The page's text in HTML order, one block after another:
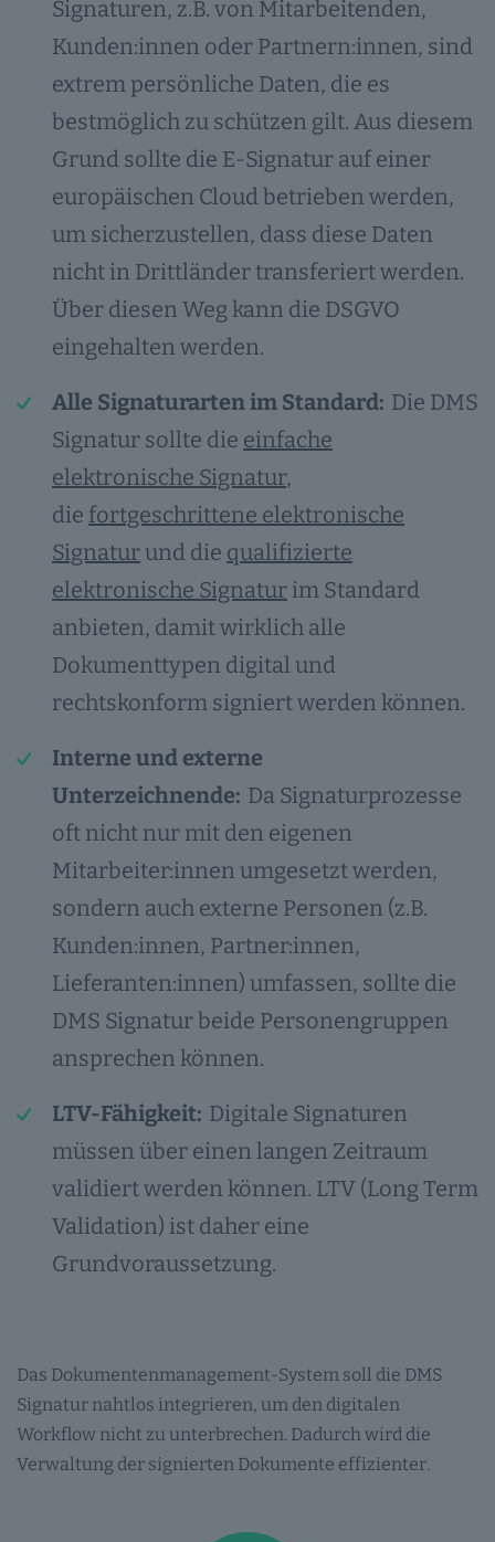
Signaturen, z.B. von Mitarbeitenden,
Kunden:innen oder Partnern:innen, sind
extrem persönliche Daten, die es
bestmöglich zu schützen gilt. Aus diesem
Grund sollte die E-Signatur auf einer
europäischen Cloud betrieben werden,
um sicherzustellen, dass diese Daten
nicht in Drittländer transferiert werden.
Über diesen Weg kann die DSGVO
eingehalten werden.
Alle Signaturarten im Standard: Die DMS
Signatur sollte die einfache
elektronische Signatur,
die fortgeschrittene elektronische
Signatur und die qualifizierte
elektronische Signatur im Standard
anbieten, damit wirklich alle
Dokumenttypen digital und
rechtskonform signiert werden können.
Interne und externe
Unterzeichnende: Da Signaturprozesse
oft nicht nur mit den eigenen
Mitarbeiter:innen umgesetzt werden,
sondern auch externe Personen (z.B.
Kunden:innen, Partner:innen,
Lieferanten:innen) umfassen, sollte die
DMS Signatur beide Personengruppen
ansprechen können.
LTV-Fähigkeit: Digitale Signaturen
müssen über einen langen Zeitraum
validiert werden können. LTV (Long Term
Validation) ist daher eine
Grundvoraussetzung.
Das Dokumentenmanagement-System soll die DMS
Signatur nahtlos integrieren, um den digitalen
Workflow nicht zu unterbrechen. Dadurch wird die
Verwaltung der signierten Dokumente effizienter.